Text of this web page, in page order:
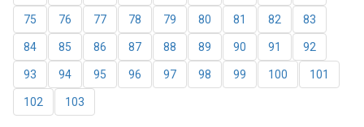
75 76 77 78 79 80 81 82 83
84 85 86 87 88 89 90 91 92
93 94 95 96 97 98 99 100 101
102 103